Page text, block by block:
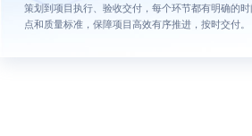
策划到项目执行、验收交付，每个环节都有明确的时
点和质量标准，保障项目高效有序推进，按时交付。